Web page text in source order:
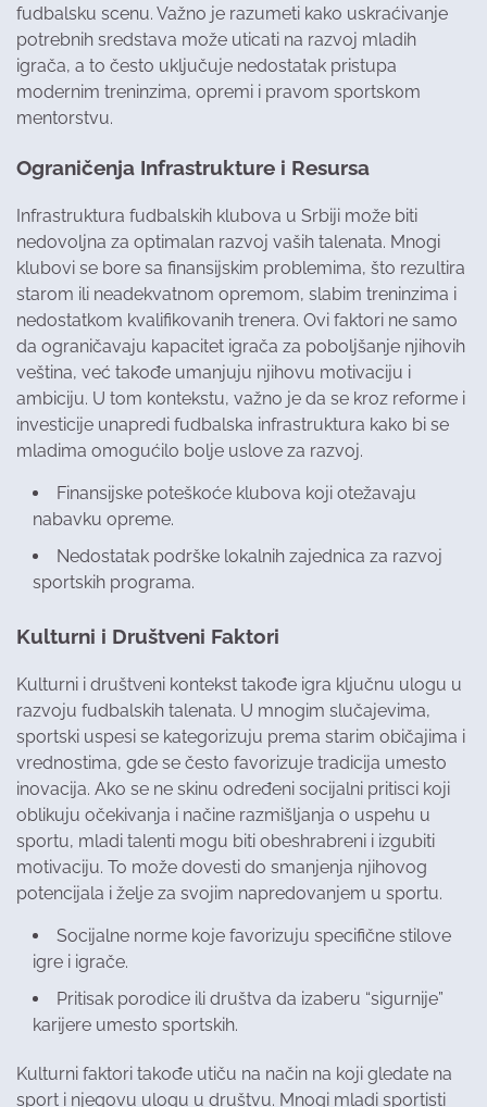
fudbalsku scenu. Važno je razumeti kako uskraćivanje
potrebnih sredstava može uticati na razvoj mladih
igrača, a to često uključuje nedostatak pristupa
modernim treninzima, opremi i pravom sportskom
mentorstvu.
Ograničenja Infrastrukture i Resursa
Infrastruktura fudbalskih klubova u Srbiji može biti
nedovoljna za optimalan razvoj vaših talenata. Mnogi
klubovi se bore sa finansijskim problemima, što rezultira
starom ili neadekvatnom opremom, slabim treninzima i
nedostatkom kvalifikovanih trenera. Ovi faktori ne samo
da ograničavaju kapacitet igrača za poboljšanje njihovih
veština, već takođe umanjuju njihovu motivaciju i
ambiciju. U tom kontekstu, važno je da se kroz reforme i
investicije unapredi fudbalska infrastruktura kako bi se
mladima omogućilo bolje uslove za razvoj.
Finansijske poteškoće klubova koji otežavaju
nabavku opreme.
Nedostatak podrške lokalnih zajednica za razvoj
sportskih programa.
Kulturni i Društveni Faktori
Kulturni i društveni kontekst takođe igra ključnu ulogu u
razvoju fudbalskih talenata. U mnogim slučajevima,
sportski uspesi se kategorizuju prema starim običajima i
vrednostima, gde se često favorizuje tradicija umesto
inovacija. Ako se ne skinu određeni socijalni pritisci koji
oblikuju očekivanja i načine razmišljanja o uspehu u
sportu, mladi talenti mogu biti obeshrabreni i izgubiti
motivaciju. To može dovesti do smanjenja njihovog
potencijala i želje za svojim napredovanjem u sportu.
Socijalne norme koje favorizuju specifične stilove
igre i igrače.
Pritisak porodice ili društva da izaberu “sigurnije”
karijere umesto sportskih.
Kulturni faktori takođe utiču na način na koji gledate na
sport i njegovu ulogu u društvu. Mnogi mladi sportisti